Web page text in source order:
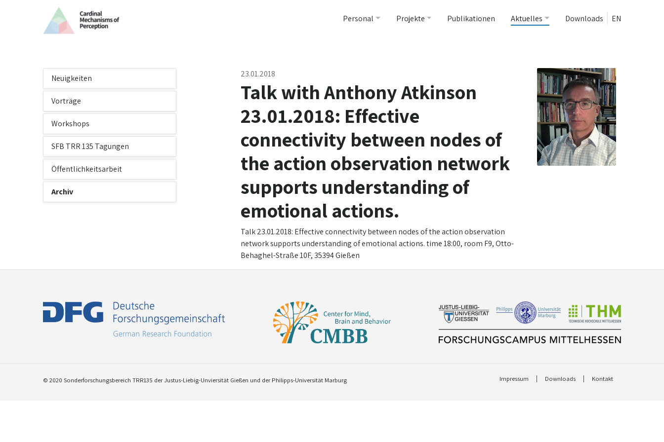
Personal Projekte Publikationen Aktuelles Downloads EN
Neuigkeiten
Vorträge
Workshops
SFB TRR 135 Tagungen
Öffentlichkeitsarbeit
Archiv
23.01.2018
Talk with Anthony Atkinson
23.01.2018: Effective
connectivity between nodes of
the action observation network
supports understanding of
emotional actions.
Talk 23.01.2018: Effective connectivity between nodes of the action observation
network supports understanding of emotional actions. time 18:00, room F9, Otto-
Behaghel-Straße 10F, 35394 Gießen
© 2020 Sonderforschungsbereich TRR135 der Justus-Liebig-Unviersität Gießen und der Philipps-Universität Marburg Impressum Downloads Kontakt